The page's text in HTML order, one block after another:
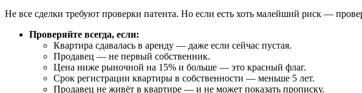
Не все сделки требуют проверки патента. Но если есть хоть малейший риск —
Проверяйте всегда, если:
Квартира сдавалась в аренду — даже если сейчас пустая.
Продавец — не первый собственник.
Цена ниже рыночной на 15% и больше — это красный флаг.
Срок регистрации квартиры в собственности — меньше 5 лет.
Продавец не живёт в квартире — и не может показать прописку.